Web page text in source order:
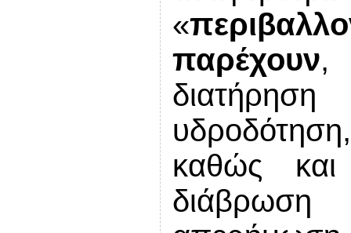
«
παρέχουν,
διατήρηση
καθώς